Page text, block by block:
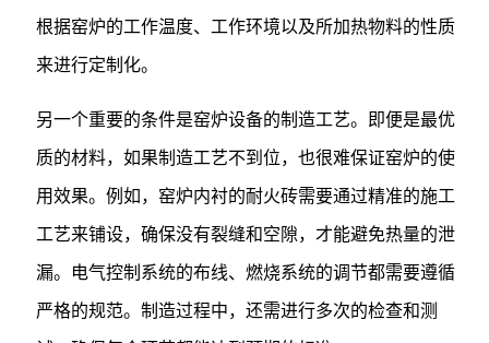
根据窑炉的工作温度、工作环境以及所加热物料的性质
来进行定制化。
另一个重要的条件是窑炉设备的制造工艺。即便是最优
质的材料，如果制造工艺不到位，也很难保证窑炉的使
用效果。例如，窑炉内衬的耐火砖需要通过精准的施工
工艺来铺设，确保没有裂缝和空隙，才能避免热量的泄
漏。电气控制系统的布线、燃烧系统的调节都需要遵循
严格的规范。制造过程中，还需进行多次的检查和测